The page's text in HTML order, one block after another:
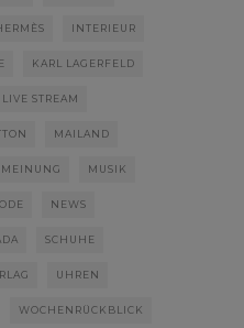
INTERIEUR
KARL LAGERFELD
LIVE STREAM
MAILAND
MEINUNG MUSIK
NEWS
SCHUHE
UHREN
WOCHENRÜCKBLICK